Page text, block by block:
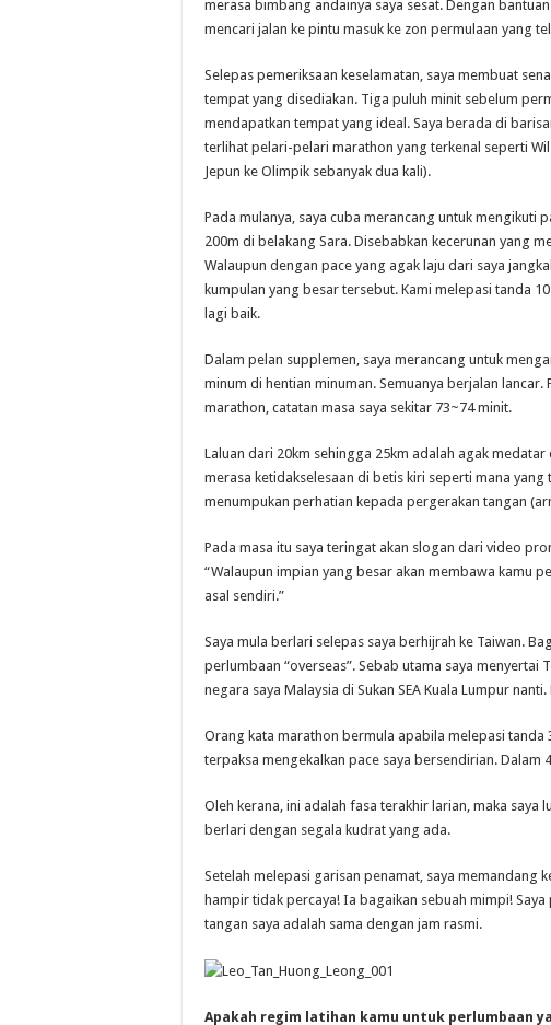
merasa bimbang andainya saya sesat. Dengan
mencari jalan ke pintu masuk ke zon permulaan yang
Selepas pemeriksaan keselamatan, saya membuat
tempat yang disediakan. Tiga puluh minit sebelum
mendapatkan tempat yang ideal. Saya berada di
terlihat pelari-pelari marathon yang terkenal seperti
Jepun ke Olimpik sebanyak dua kali).
Pada mulanya, saya cuba merancang untuk mengikuti
200m di belakang Sara. Disebabkan kecerunan yang
Walaupun dengan pace yang agak laju dari saya
kumpulan yang besar tersebut. Kami melepasi tanda
lagi baik.
Dalam pelan supplemen, saya merancang untuk
minum di hentian minuman. Semuanya berjalan
marathon, catatan masa saya sekitar 73~74 minit.
Laluan dari 20km sehingga 25km adalah agak medatar
merasa ketidakselesaan di betis kiri seperti mana yang
menumpukan perhatian kepada pergerakan tangan
Pada masa itu saya teringat akan slogan dari video
“Walaupun impian yang besar akan membawa kamu
asal sendiri.”
Saya mula berlari selepas saya berhijrah ke Taiwan.
perlumbaan “overseas”. Sebab utama saya
negara saya Malaysia di Sukan SEA Kuala Lumpur
Orang kata marathon bermula apabila melepasi tanda
terpaksa mengekalkan pace saya bersendirian. Dalam
Oleh kerana, ini adalah fasa terakhir larian, maka
berlari dengan segala kudrat yang ada.
Setelah melepasi garisan penamat, saya memandang
hampir tidak percaya! Ia bagaikan sebuah mimpi!
tangan saya adalah sama dengan jam rasmi.
Apakah regim latihan kamu untuk perlumbaan